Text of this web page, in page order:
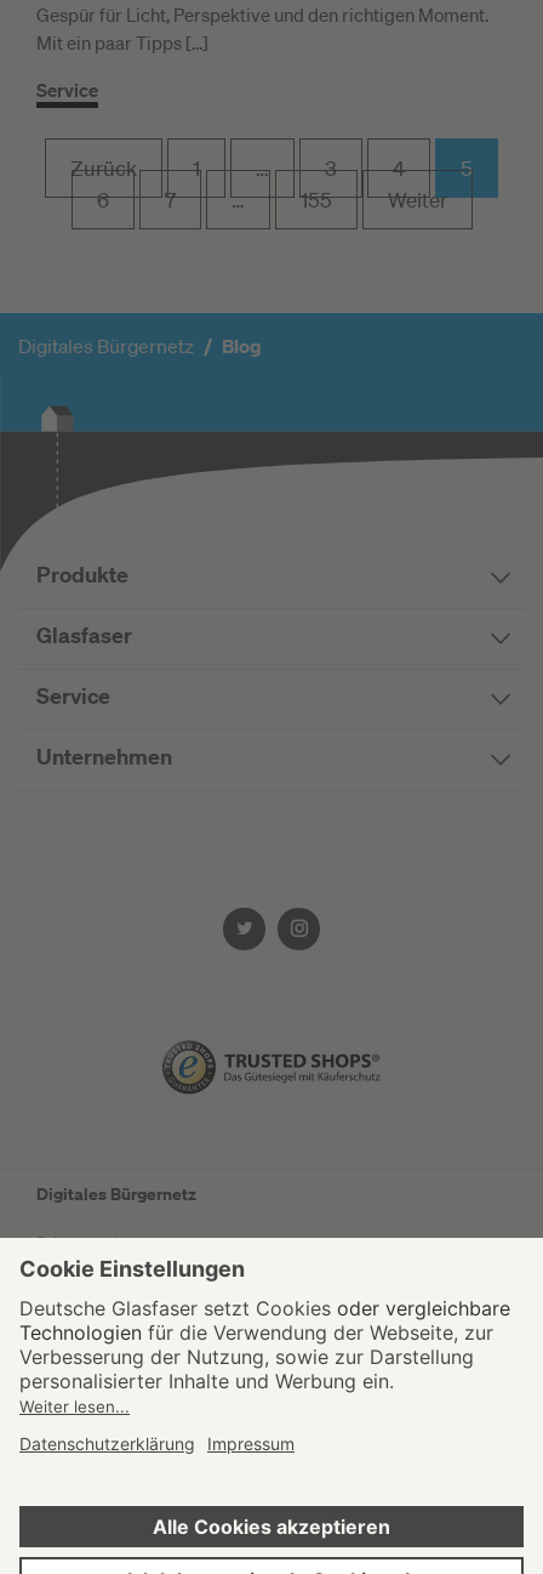
Gespür für Licht, Perspektive und den richtigen Moment.
Mit ein paar Tipps […]
Service
Zurück 1 … 3 4
5
6
7 … 155 Weiter
Digitales Bürgernetz Blog
Produkte
Glasfaser
Service
Unternehmen
Digitales Bürgernetz
Privatkunden
Wohnungswirtschaft
Kommunen
Netzausbau
Impressum